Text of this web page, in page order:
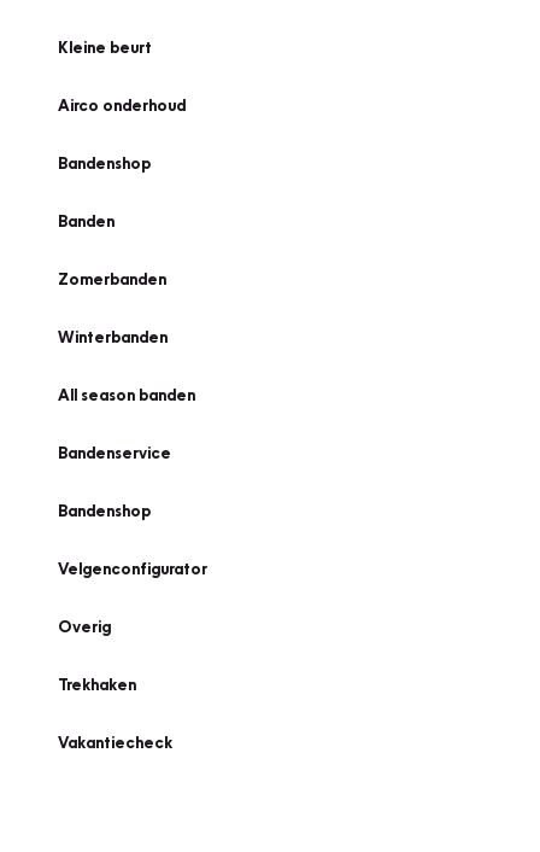
Kleine beurt
Airco onderhoud
Bandenshop
Banden
Zomerbanden
Winterbanden
All season banden
Bandenservice
Bandenshop
Velgenconfigurator
Overig
Trekhaken
Vakantiecheck